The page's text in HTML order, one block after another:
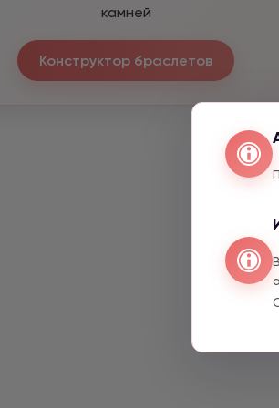
камней
Конструктор браслетов